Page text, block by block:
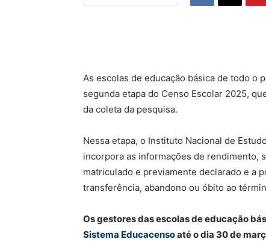
As escolas de educação básica de todo o
segunda etapa do Censo Escolar 2025,
da coleta da pesquisa.
Nessa etapa, o Instituto Nacional de
incorpora as informações de rendimento,
matriculado e previamente declarado e a
transferência, abandono ou óbito ao
Os gestores das escolas de educação
Sistema Educacensoaté o dia 30 de